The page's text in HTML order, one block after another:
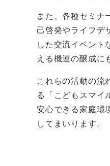
また、各種セミナ
己啓発やライフデ
した交流イベント
える機運の醸成に
これらの活動の流
る「こどもスマイ
安心できる家庭環
してまいります。